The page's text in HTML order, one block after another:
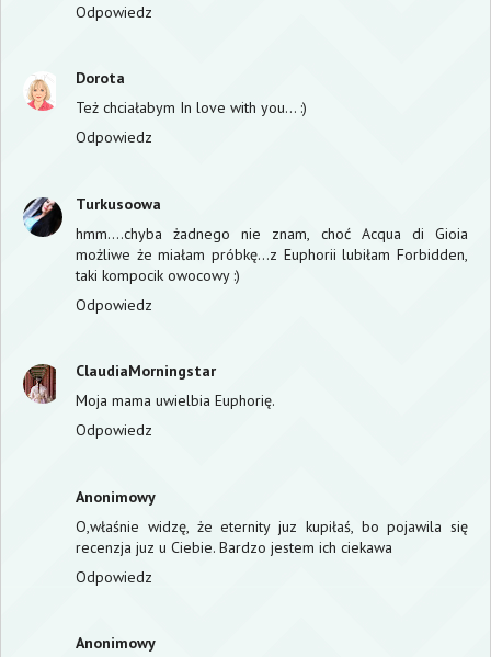
Odpowiedz
Dorota
Też chciałabym In love with you... :)
Odpowiedz
Turkusoowa
hmm....chyba żadnego nie znam, choć Acqua di Gioia
możliwe że miałam próbkę...z Euphorii lubiłam Forbidden,
taki kompocik owocowy :)
Odpowiedz
ClaudiaMorningstar
Moja mama uwielbia Euphorię.
Odpowiedz
Anonimowy
O,właśnie widzę, że eternity juz kupiłaś, bo pojawila się
recenzja juz u Ciebie. Bardzo jestem ich ciekawa
Odpowiedz
Anonimowy